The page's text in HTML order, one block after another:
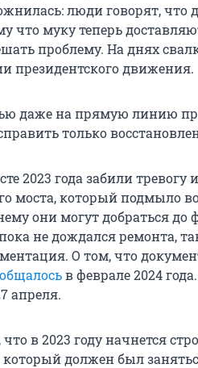
люди говорят, что
что муку теперь
проблему. На днях
президентского движения.
даже на прямую линию
только
2023 года забили тревогу
моста, который подмыло
они могут добраться до
не дождался ремонта,
О том, что
в феврале 2024
апреля.
в 2023 году начнется
должен был